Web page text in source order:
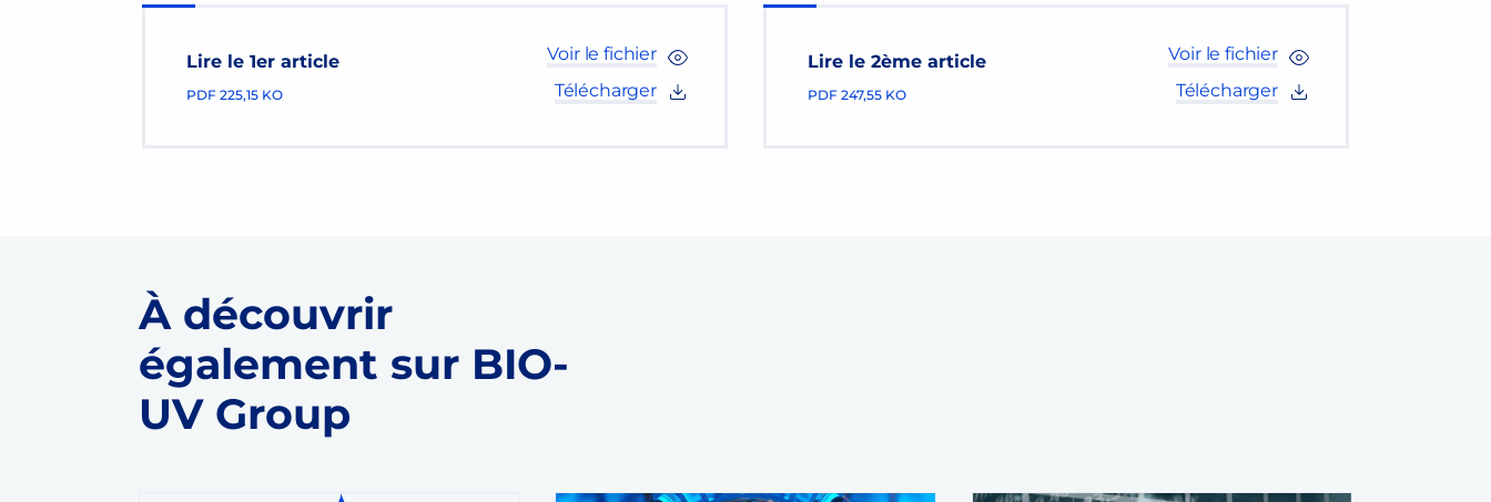
Lire le 1er article
PDF 225,15 KO
Voir le fichier
Télécharger
Lire le 2ème article
PDF 247,55 KO
Voir le fichier
Télécharger
À découvrir
également sur BIO-
UV Group